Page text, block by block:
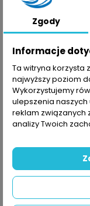
Dysza ścienna
808,76
Zgody
Informacje
Ta witryna korzysta
najwyższy poziom
Wykorzystujemy
ulepszenia naszych
reklam związanych
analizy Twoich